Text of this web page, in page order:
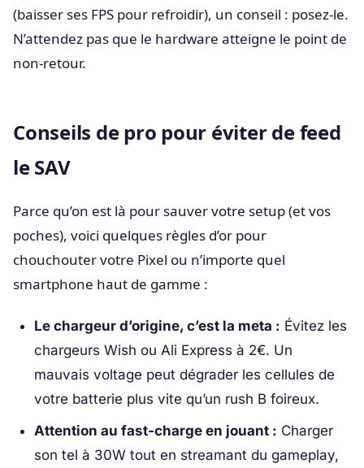
(baisser ses FPS pour refroidir), un conseil : posez-le.
N’attendez pas que le hardware atteigne le point de
non-retour.
Conseils de pro pour éviter de feed
le SAV
Parce qu’on est là pour sauver votre setup (et vos
poches), voici quelques règles d’or pour
chouchouter votre Pixel ou n’importe quel
smartphone haut de gamme :
Le chargeur d’origine, c’est la meta : Évitez les
chargeurs Wish ou Ali Express à 2€. Un
mauvais voltage peut dégrader les cellules de
votre batterie plus vite qu’un rush B foireux.
Attention au fast-charge en jouant : Charger
son tel à 30W tout en streamant du gameplay,